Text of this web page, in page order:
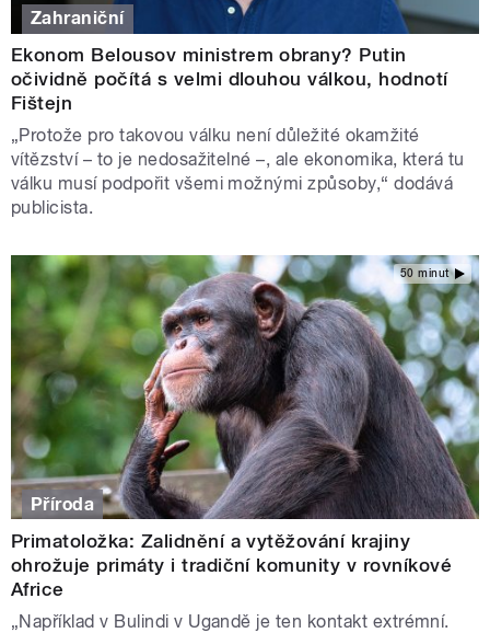
Zahraniční
Ekonom Belousov ministrem obrany? Putin
očividně počítá s velmi dlouhou válkou, hodnotí
Fištejn
„Protože pro takovou válku není důležité okamžité
vítězství – to je nedosažitelné –, ale ekonomika, která tu
válku musí podpořit všemi možnými způsoby,“ dodává
publicista.
50 minut
Příroda
Primatoložka: Zalidnění a vytěžování krajiny
ohrožuje primáty i tradiční komunity v rovníkové
Africe
„Například v Bulindi v Ugandě je ten kontakt extrémní.